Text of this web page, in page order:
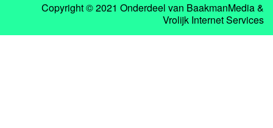
Copyright © 2021 Onderdeel van BaakmanMedia&
Vrolijk Internet Services